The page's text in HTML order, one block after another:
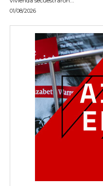
01/08/2026